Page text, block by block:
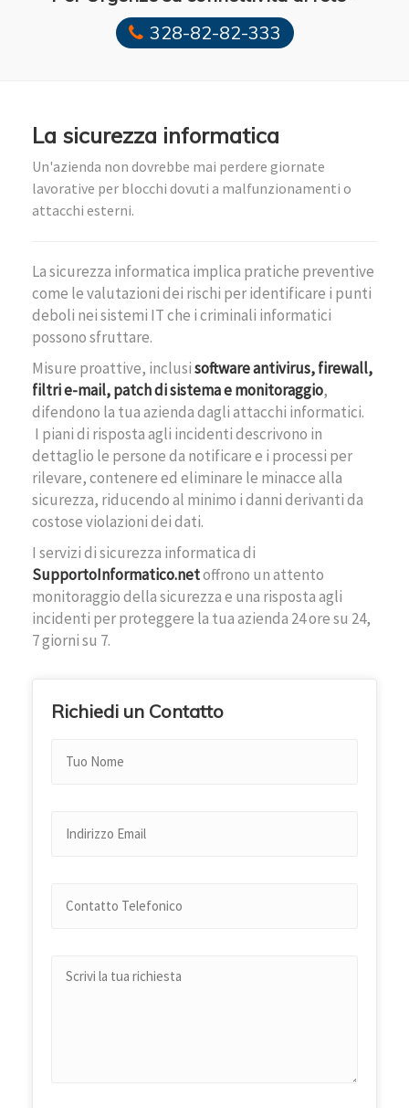
328-82-82-333
La sicurezza informatica
Un'azienda non dovrebbe mai perdere giornate
lavorative per blocchi dovuti a malfunzionamenti o
attacchi esterni.
La sicurezza informatica implica pratiche preventive
come le valutazioni dei rischi per identificare i punti
deboli nei sistemi IT che i criminali informatici
possono sfruttare.
Misure proattive, inclusisoftware antivirus, firewall,
filtri e-mail, patch di sistema e monitoraggio,
difendono la tua azienda dagli attacchi informatici.
I piani di risposta agli incidenti descrivono in
dettaglio le persone da notificare e i processi per
rilevare, contenere ed eliminare le minacce alla
sicurezza, riducendo al minimo i danni derivanti da
costose violazioni dei dati.
I servizi di sicurezza informatica di
SupportoInformatico.netoffrono un attento
monitoraggio della sicurezza e una risposta agli
incidenti per proteggere la tua azienda 24 ore su 24,
7 giorni su 7.
Richiedi un Contatto